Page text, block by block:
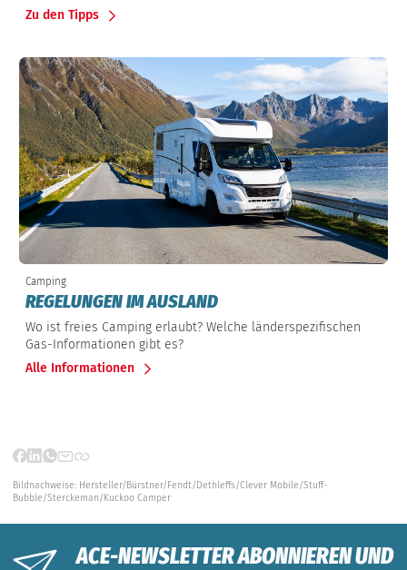
Zu den Tipps
Camping
REGELUNGEN IM AUSLAND
Wo ist freies Camping erlaubt? Welche länderspezifischen
Gas-Informationen gibt es?
Alle Informationen
Bildnachweise: Hersteller/Bürstner/Fendt/Dethleffs/Clever Mobile/Stuff-
Bubble/Sterckeman/Kuckoo Camper
ACE-NEWSLETTER ABONNIEREN UND